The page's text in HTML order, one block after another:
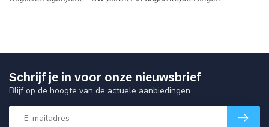
Schrijf je in voor onze nieuwsbrief
Blijf op de hoogte van de actuele aanbiedingen